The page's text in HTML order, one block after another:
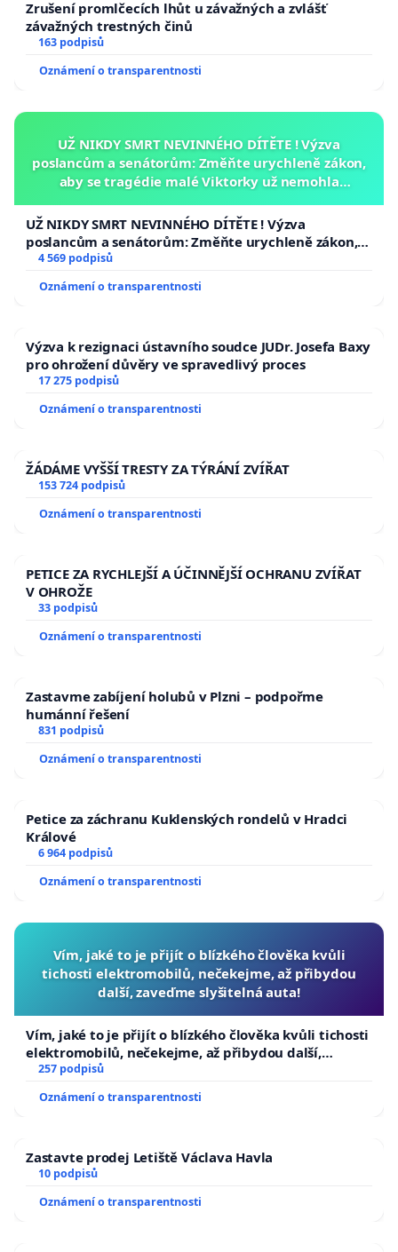
Zrušení promlčecích lhůt u závažných a zvlášť
závažných trestných činů
163 podpisů
Oznámení o transparentnosti
UŽ NIKDY SMRT NEVINNÉHO DÍTĚTE ! Výzva
poslancům a senátorům: Změňte urychleně zákon,
aby se tragédie malé Viktorky už nemohla
UŽ NIKDY SMRT NEVINNÉHO DÍTĚTE ! Výzva
poslancům a senátorům: Změňte urychleně zákon,
aby se tragédie malé Viktorky už nemohla opakovat!
4 569 podpisů
Oznámení o transparentnosti
Výzva k rezignaci ústavního soudce JUDr. Josefa Baxy
pro ohrožení důvěry ve spravedlivý proces
17 275 podpisů
Oznámení o transparentnosti
ŽÁDÁME VYŠŠÍ TRESTY ZA TÝRÁNÍ ZVÍŘAT
153 724 podpisů
Oznámení o transparentnosti
PETICE ZA RYCHLEJŠÍ A ÚČINNĚJŠÍ OCHRANU ZVÍŘAT
V OHROŽE
33 podpisů
Oznámení o transparentnosti
Zastavme zabíjení holubů v Plzni – podpořme
humánní řešení
831 podpisů
Oznámení o transparentnosti
Petice za záchranu Kuklenských rondelů v Hradci
Králové
6 964 podpisů
Oznámení o transparentnosti
Vím, jaké to je přijít o blízkého člověka kvůli
tichosti elektromobilů, nečekejme, až přibydou
další, zaveďme slyšitelná auta!
Vím, jaké to je přijít o blízkého člověka kvůli tichosti
elektromobilů, nečekejme, až přibydou další,
zaveďme slyšitelná auta!
257 podpisů
Oznámení o transparentnosti
Zastavte prodej Letiště Václava Havla
10 podpisů
Oznámení o transparentnosti